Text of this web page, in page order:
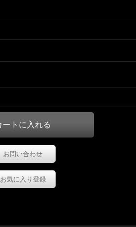
お問い合わせ
お気に入り登録